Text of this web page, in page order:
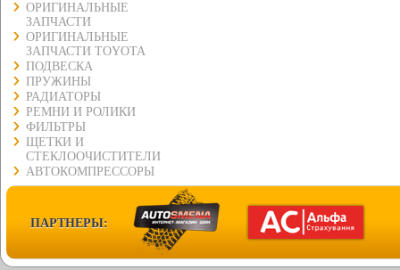
ОРИГИНАЛЬНЫЕ
ЗАПЧАСТИ
ОРИГИНАЛЬНЫЕ
ЗАПЧАСТИ TOYOTA
ПОДВЕСКА
ПРУЖИНЫ
РАДИАТОРЫ
РЕМНИ И РОЛИКИ
ФИЛЬТРЫ
ЩЕТКИ И
СТЕКЛООЧИСТИТЕЛИ
АВТОКОМПРЕССОРЫ
ПАРТНЕРЫ: